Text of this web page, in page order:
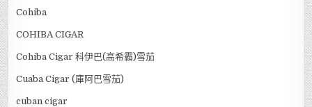
Cohiba
COHIBA CIGAR
Cohiba Cigar 科伊巴(高希霸)雪茄
Cuaba Cigar (庫阿巴雪茄)
cuban cigar